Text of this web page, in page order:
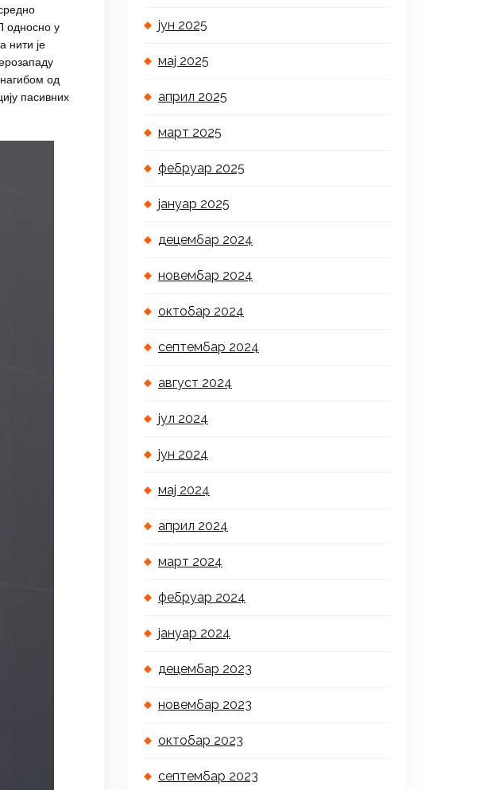
односно у
нити је
од
пасивних
јун 2025
мај 2025
април 2025
март 2025
фебруар 2025
јануар 2025
децембар 2024
новембар 2024
октобар 2024
септембар 2024
август 2024
јул 2024
јун 2024
мај 2024
април 2024
март 2024
фебруар 2024
јануар 2024
децембар 2023
новембар 2023
октобар 2023
септембар 2023